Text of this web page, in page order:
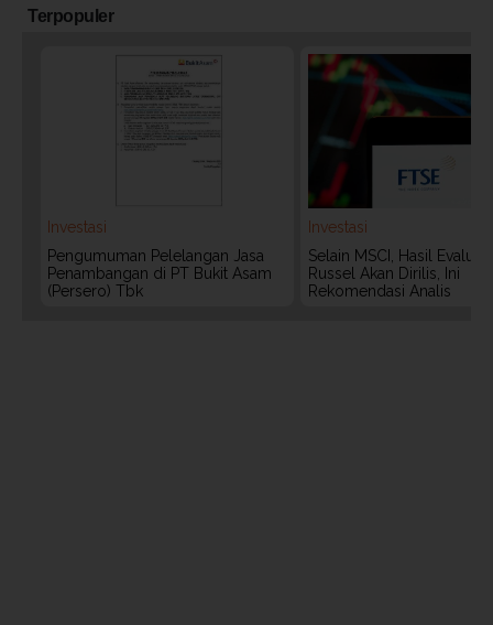
Terpopuler
Investasi
Pengumuman Pelelangan Jasa
Penambangan di PT Bukit Asam
(Persero) Tbk
Investasi
Selain MSCI, Hasil
Russel Akan Dirilis, Ini
Rekomendasi Analis